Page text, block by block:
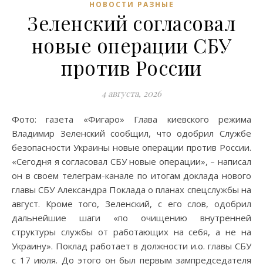
НОВОСТИ РАЗНЫЕ
Зеленский согласовал
новые операции СБУ
против России
4 августа, 2026
Фото: газета «Фигаро» Глава киевского режима
Владимир Зеленский сообщил, что одобрил Службе
безопасности Украины новые операции против России.
«Сегодня я согласовал СБУ новые операции», – написал
он в своем телеграм-канале по итогам доклада нового
главы СБУ Александра Поклада о планах спецслужбы на
август. Кроме того, Зеленский, с его слов, одобрил
дальнейшие шаги «по очищению внутренней
структуры службы от работающих на себя, а не на
Украину». Поклад работает в должности и.о. главы СБУ
с 17 июля. До этого он был первым зампредседателя